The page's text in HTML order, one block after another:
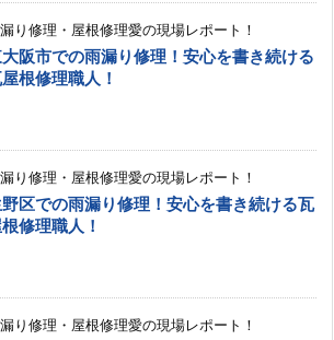
り修理・屋根修理愛の現場レポート！
阪市での雨漏り修理！安心を書き続ける
根修理職人！
り修理・屋根修理愛の現場レポート！
区での雨漏り修理！安心を書き続ける瓦
修理職人！
り修理・屋根修理愛の現場レポート！